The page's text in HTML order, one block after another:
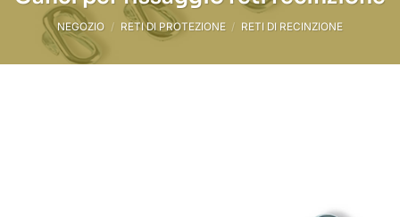
NEGOZIO / RETI DI PROTEZIONE / RETI DI RECINZIONE